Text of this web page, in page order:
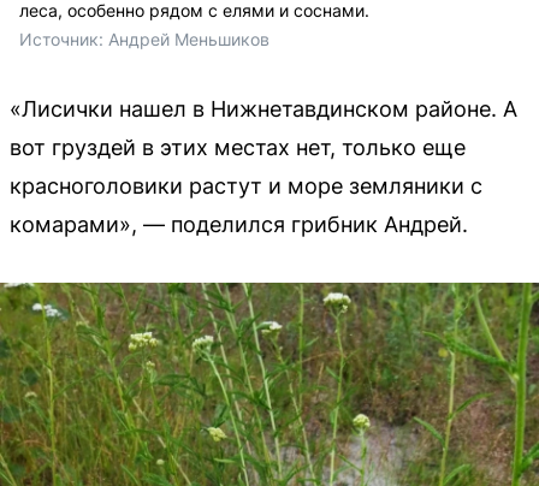
леса, особенно рядом с елями и соснами.
Источник: Андрей Меньшиков
«Лисички нашел в Нижнетавдинском районе. А
вот груздей в этих местах нет, только еще
красноголовики растут и море земляники с
комарами», — поделился грибник Андрей.